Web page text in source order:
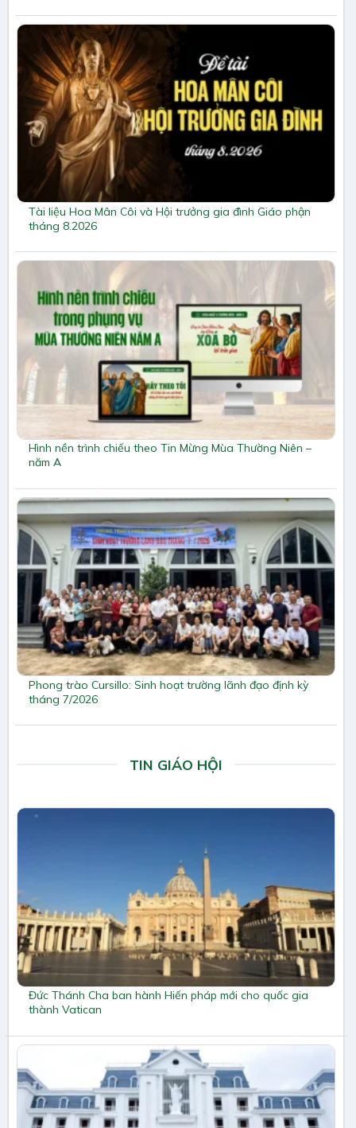
Tài liệu Hoa Mân Côi và Hội trưởng gia đình Giáo phận
tháng 8.2026
Hình nền trình chiếu theo Tin Mừng Mùa Thường Niên –
năm A
Phong trào Cursillo: Sinh hoạt trường lãnh đạo định kỳ
tháng 7/2026
TIN GIÁO HỘI
Đức Thánh Cha ban hành Hiến pháp mới cho quốc gia
thành Vatican